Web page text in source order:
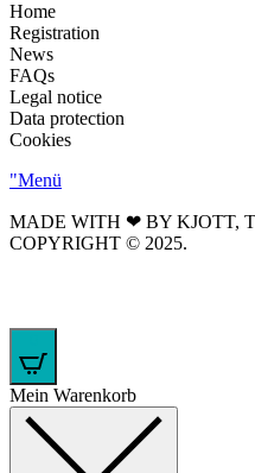
Home
Registration
News
FAQs
Legal notice
Data protection
Cookies
"Menü
MADE WITH ❤ BY KJOTT,
COPYRIGHT © 2025.
Mein Warenkorb